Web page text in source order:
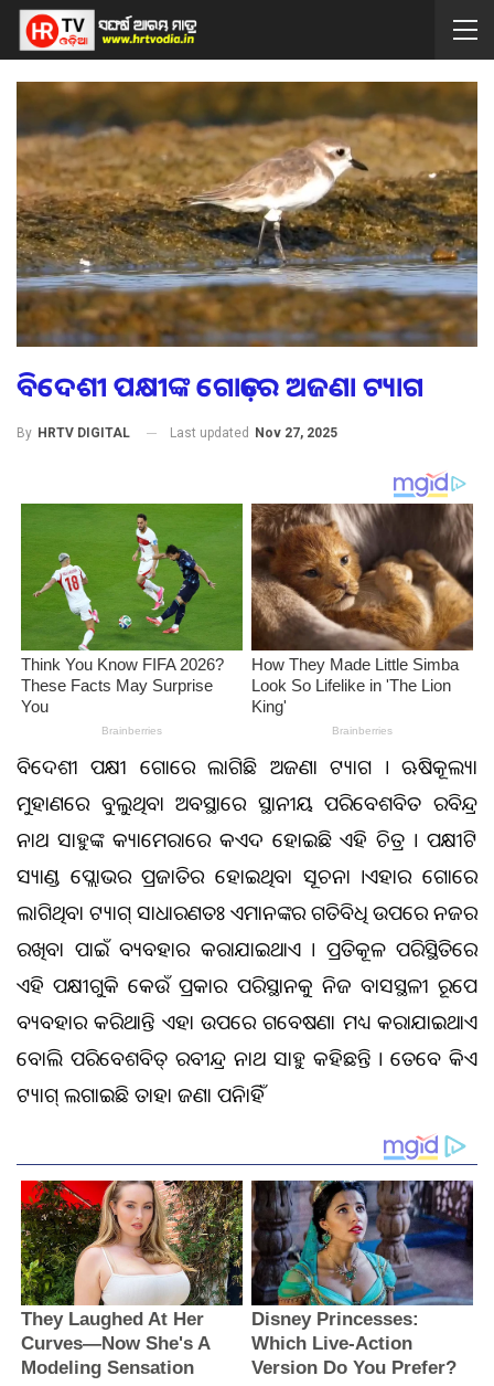
ବିଦେଶୀ ପକ୍ଷୀଙ୍କ ଗୋଡ଼ରେ ଅଜଣା ଟ୍ୟାଗ
By HRTV DIGITAL Last updated Nov 27, 2025
ବିଦେଶୀ ପକ୍ଷୀ ଗୋଡ଼ରେ ଲାଗିଛି ଅଜଣା ଟ୍ୟାଗ । ଋଷିକୂଲ୍ୟା
ମୁହାଣରେ ବୁଲୁଥିବା ଅବସ୍ଥାରେ ସ୍ଥାନୀୟ ପରିବେଶବିତ ରବିନ୍ଦ୍ର
ନାଥ ସାହୁଙ୍କ କ୍ୟାମେରାରେ କଏଦ ହୋଇଛି ଏହି ଚିତ୍ର । ପକ୍ଷୀଟି
ସ୍ୟାଣ୍ଡ ପ୍ଲୋଭର ପ୍ରଜାତିର ହୋଇଥିବା ସୂଚନା ।ଏହାର ଗୋଡ଼ରେ
ଲାଗିଥିବା ଟ୍ୟାଗ୍ ସାଧାରଣତଃ ଏମାନଙ୍କର ଗତିବିଧି ଉପରେ ନଜର
ରଖିବା ପାଇଁ ବ୍ୟବହାର କରାଯାଇଥାଏ । ପ୍ରତିକୂଳ ପରିସ୍ଥିତିରେ
ଏହି ପକ୍ଷୀଗୁଡ଼ିକ କେଉଁ ପ୍ରକାର ପରିସ୍ଥାନକୁ ନିଜ ବାସସ୍ଥଳୀ ରୂପେ
ବ୍ୟବହାର କରିଥାନ୍ତି ଏହା ଉପରେ ଗବେଷଣା ମଧ୍ୟ କରାଯାଇଥାଏ
ବୋଲି ପରିବେଶବିତ୍ ରବୀନ୍ଦ୍ର ନାଥ ସାହୁ କହିଛନ୍ତି । ତେବେ କିଏ
ଟ୍ୟାଗ୍ ଲଗାଇଛି ତାହା ଜଣା ପଡ଼ିନାହିଁ